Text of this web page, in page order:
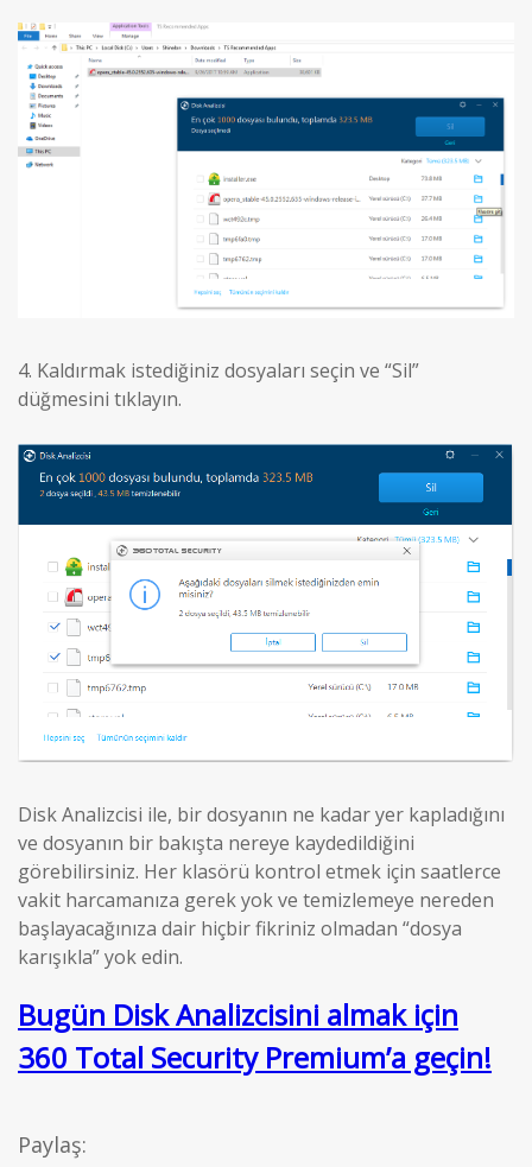
4. Kaldırmak istediğiniz dosyaları seçin ve “Sil”
düğmesini tıklayın.
Disk Analizcisi ile, bir dosyanın ne kadar yer kapladığını
ve dosyanın bir bakışta nereye kaydedildiğini
görebilirsiniz. Her klasörü kontrol etmek için saatlerce
vakit harcamanıza gerek yok ve temizlemeye nereden
başlayacağınıza dair hiçbir fikriniz olmadan “dosya
karışıkla” yok edin.
Bugün Disk Analizcisini almak için
360 Total Security Premium’a geçin!
Paylaş: